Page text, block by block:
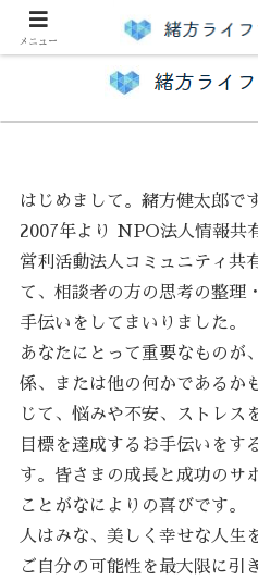
人生をより良く
はじめまして。緒方健太郎で
2007年より NPO法人情報共
営利活動法人コミュニティ共
て、相談者の方の思考の整理
手伝いをしてまいりました。
あなたにとって重要なものが
係、または他の何かであるか
じて、悩みや不安、ストレス
目標を達成するお手伝いをす
す。皆さまの成長と成功のサ
ことがなによりの喜びです。
人はみな、美しく幸せな人生
ご自分の可能性を最大限に引
メニュー